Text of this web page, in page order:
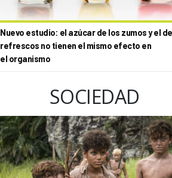
Nuevo estudio: el azúcar de los zumos y el
refrescos no tienen el mismo efecto en
el organismo
SOCIEDAD